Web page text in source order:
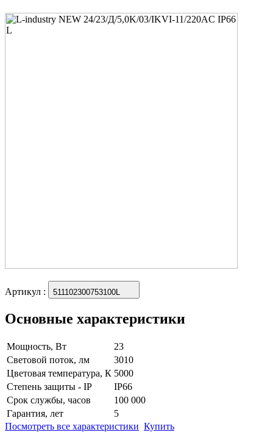
Артикул : 511102300753100L
Основные характеристики
Мощность, Вт
23
Световой поток, лм
3010
Цветовая температура, К 5000
Степень защиты - IP
IP66
Срок службы, часов
100 000
Гарантия, лет
5
Посмотреть все характеристики Купить